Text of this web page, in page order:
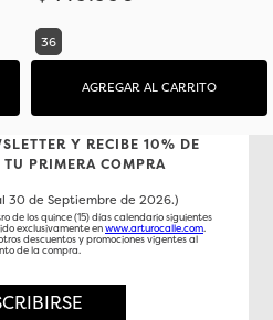
36
AGREGAR AL CARRITO
Y RECIBE 10% DE
TU PRIMERA COMPRA
30 de Septiembre de 2026.)
de los quince (15) días calendario siguientes
exclusivamente enwww.arturocalle.com.
descuentos y promociones vigentes al
de la compra.